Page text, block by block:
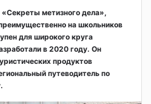
метизного дела»,
на школьников
для широкого круга
в 2020 году. Он
продуктов
путеводитель по